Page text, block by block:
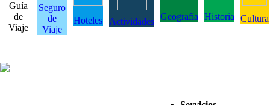
Guía
de
Viaje
Seguro
de
Viaje
Hoteles Actividades Geografía Historia Cultura